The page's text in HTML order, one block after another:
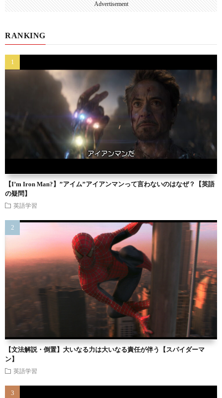
Advertisement
RANKING
【I’m Iron Man?】”アイム”アイアンマンって言わないのはなぜ？【英語
の疑問】
英語学習
【文法解説・倒置】大いなる力は大いなる責任が伴う【スパイダーマ
ン】
英語学習